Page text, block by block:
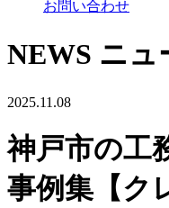
お問い合わせ
NEWS ニュ
2025.11.08
神戸市の工
事例集【ク